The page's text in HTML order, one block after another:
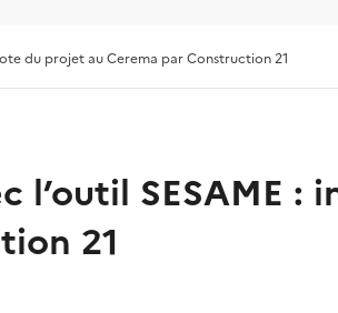
du projet au Cerema par Construction 21
l’outil SESAME
21